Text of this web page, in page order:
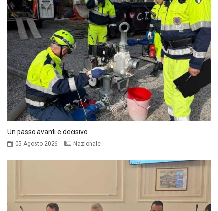
Un passo avanti e decisivo
05 Agosto 2026 Nazionale